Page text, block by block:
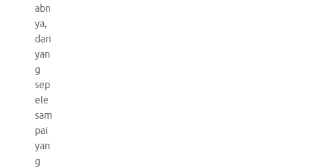
abn
ya,
dari
yan
g
sep
ele
sam
pai
yan
g